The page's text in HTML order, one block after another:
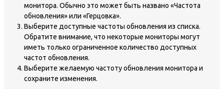
монитора. Обычно это может быть названо «Частота
обновления» или «Герцовка».
Выберите доступные частоты обновления из списка.
Обратите внимание, что некоторые мониторы могут
иметь только ограниченное количество доступных
частот обновления.
Выберите желаемую частоту обновления монитора и
сохраните изменения.